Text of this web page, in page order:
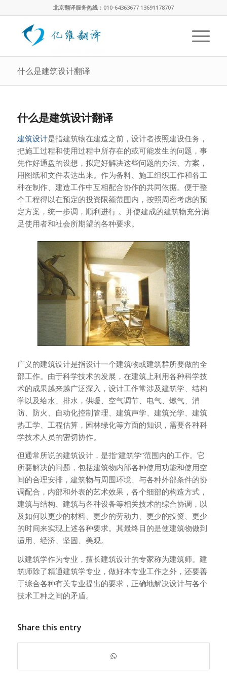
北京翻译服务热线：010-64363677 13691178707
什么是建筑设计翻译
什么是建筑设计翻译
建筑设计是指建筑物在建造之前，设计者按照建设任务，
把施工过程和使用过程中所存在的或可能发生的问题，事
先作好通盘的设想，拟定好解决这些问题的办法、方案，
用图纸和文件表达出来。作为备料、施工组织工作和各工
种在制作、建造工作中互相配合协作的共同依据。便于整
个工程得以在预定的投资限额范围内，按照周密考虑的预
定方案，统一步调，顺利进行 。并使建成的建筑物充分满
足使用者和社会所期望的各种要求。
广义的建筑设计是指设计一个建筑物或建筑群所要做的全
部工作。由于科学技术的发展，在建筑上利用各种科学技
术的成果越来越广泛深入，设计工作常涉及建筑学、结构
学以及给水、排水，供暖、空气调节、电气、燃气、消
防、防火、自动化控制管理、建筑声学、建筑光学、建筑
热工学、工程估算，园林绿化等方面的知识，需要各种科
学技术人员的密切协作。
但通常所说的建筑设计，是指“建筑学”范围内的工作。它
所要解决的问题，包括建筑物内部各种使用功能和使用空
间的合理安排，建筑物与周围环境、与各种外部条件的协
调配合，内部和外表的艺术效果，各个细部的构造方式，
建筑与结构、建筑与各种设备等相关技术的综合协调，以
及如何以更少的材料、更少的劳动力、更少的投资、更少
的时间来实现上述各种要求。其最终目的是使建筑物做到
适用、经济、坚固、美观。
以建筑学作为专业，擅长建筑设计的专家称为建筑师。建
筑师除了精通建筑学专业，做好本专业工作之外，还要善
于综合各种有关专业提出的要求，正确地解决设计与各个
技术工种之间的矛盾。
Share this entry